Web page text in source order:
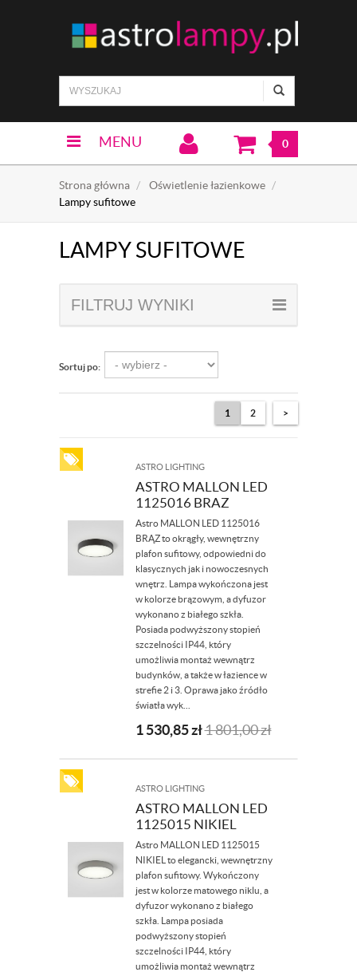
MENU 0
Strona główna
Oświetlenie łazienkowe
Lampy sufitowe
LAMPY SUFITOWE
FILTRUJ WYNIKI
Sortuj po:
1 2 >
ASTRO LIGHTING
ASTRO MALLON LED
1125016 BRAZ
Astro MALLON LED 1125016
BRĄZ to okrągły, wewnętrzny
plafon sufitowy, odpowiedni do
klasycznych jak i nowoczesnych
wnętrz. Lampa wykończona jest
w kolorze brązowym, a dyfuzor
wykonano z białego szkła.
Posiada podwyższony stopień
szczelności IP44, który
umożliwia montaż wewnątrz
budynków, a także w łazience w
strefie 2 i 3. Oprawa jako źródło
światła wyk...
1 530,85zł1 801,00zł
ASTRO LIGHTING
ASTRO MALLON LED
1125015 NIKIEL
Astro MALLON LED 1125015
NIKIEL to elegancki, wewnętrzny
plafon sufitowy. Wykończony
jest w kolorze matowego niklu, a
dyfuzor wykonano z białego
szkła. Lampa posiada
podwyższony stopień
szczelności IP44, który
umożliwia montaż wewnątrz